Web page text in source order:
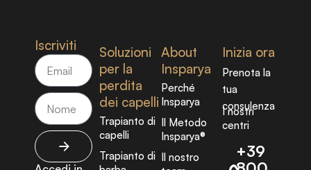
Iscriviti
Soluzioni
per la
perdita
dei capelli
Trapianto di
capelli
Trapianto di
About
Insparya
Perché
Insparya
Il Metodo
Insparya®
Il nostro
Inizia ora
Prenota la
tua
consulenza
I nostri
centri
+39